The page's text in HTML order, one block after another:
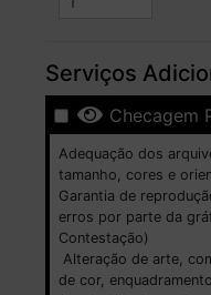
Serviços
Checagem
Adequação dos
tamanho, cores e
Garantia de
erros por parte da
Contestação)
Alteração de arte,
de cor,